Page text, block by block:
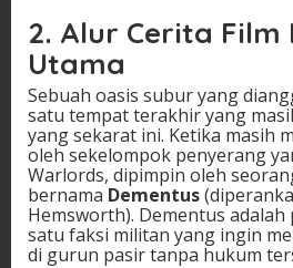
2. Alur Cerita Film
Utama
Sebuah oasis subur yang
satu tempat terakhir yang
yang sekarat ini. Ketika masih
oleh sekelompok penyerang
Warlords, dipimpin oleh
bernama Dementus
Hemsworth). Dementus
satu faksi militan yang ingin
di gurun pasir tanpa hukum